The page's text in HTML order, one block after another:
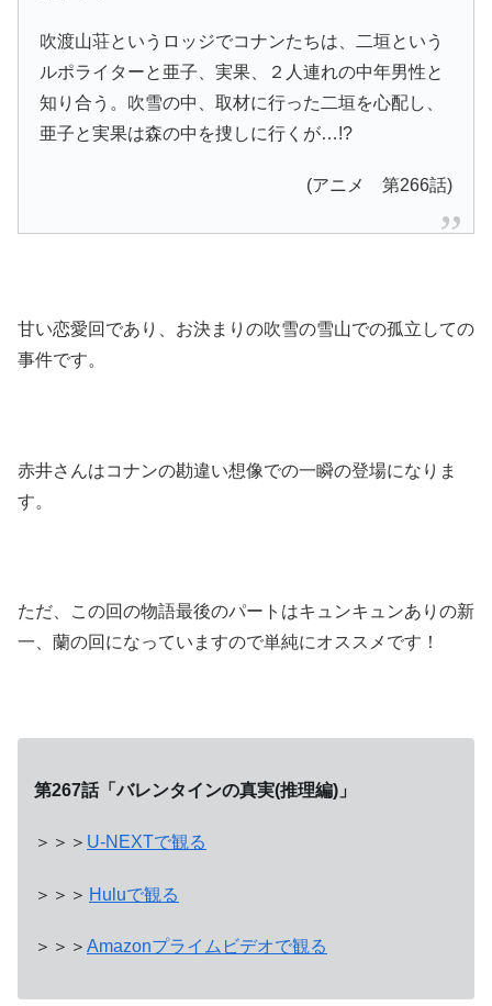
吹渡山荘というロッジでコナンたちは、二垣という
ルポライターと亜子、実果、２人連れの中年男性と
知り合う。吹雪の中、取材に行った二垣を心配し、
亜子と実果は森の中を捜しに行くが…!?
(アニメ 第266話)
甘い恋愛回であり、お決まりの吹雪の雪山での孤立しての
事件です。
赤井さんはコナンの勘違い想像での一瞬の登場になりま
す。
ただ、この回の物語最後のパートはキュンキュンありの新
一、蘭の回になっていますので単純にオススメです！
第267話「バレンタインの真実(推理編) 」
＞＞＞ U-NEXTで観る
＞＞＞ Huluで観る
＞＞＞ Amazonプライムビデオで観る